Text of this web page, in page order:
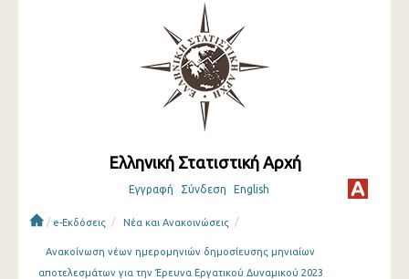
Ελληνική Στατιστική Αρχή
Εγγραφή Σύνδεση English
/ e-Εκδόσεις / Νέα και Ανακοινώσεις /
Ανακοίνωση νέων ημερομηνιών δημοσίευσης μηνιαίων
αποτελεσμάτων για την Έρευνα Εργατικού Δυναμικού 2023